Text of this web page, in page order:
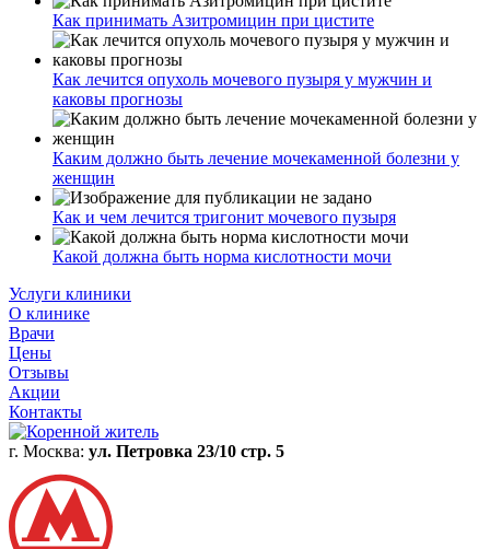
Как принимать Азитромицин при цистите
Как лечится опухоль мочевого пузыря у мужчин и
каковы прогнозы
Каким должно быть лечение мочекаменной болезни у
женщин
Как и чем лечится тригонит мочевого пузыря
Какой должна быть норма кислотности мочи
Услуги клиники
О клинике
Врачи
Цены
Отзывы
Акции
Контакты
г. Москва: ул. Петровка 23/10 стр. 5